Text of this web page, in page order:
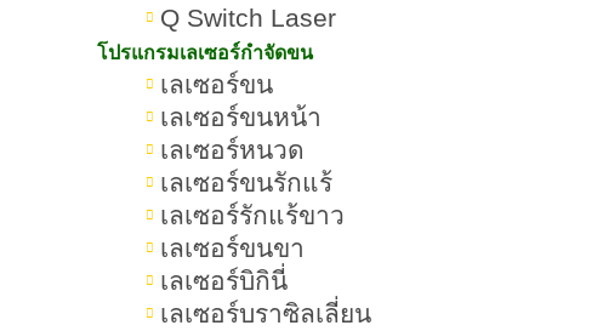
Q Switch Laser
โปรแกรมเลเซอร์กำจัดขน
เลเซอร์ขน
เลเซอร์ขนหน้า
เลเซอร์หนวด
เลเซอร์ขนรักแร้
เลเซอร์รักแร้ขาว
เลเซอร์ขนขา
เลเซอร์บิกินี่
เลเซอร์บราซิลเลี่ยน